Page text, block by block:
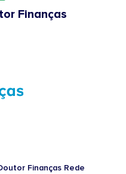
Finanças
Finanças Rede